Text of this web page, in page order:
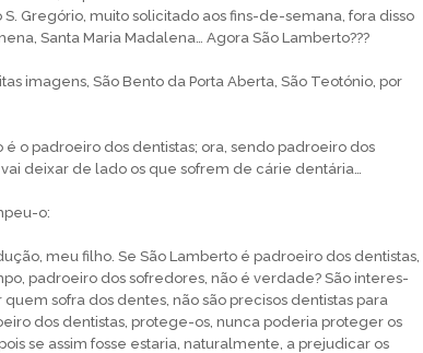
S. Gregório, muito solicitado aos fins-de-semana, fora disso
Santa Maria Madalena… Agora São Lamberto???
imagens, São Bento da Porta Aberta, São Teotónio, por
padroeiro dos dentistas; ora, sendo padroeiro dos
deixar de lado os que sofrem de cárie dentária…
o:
meu filho. Se São Lamberto é padroeiro dos dentis­tas,
padroeiro dos sofredores, não é verdade? São interes­
sofra dos dentes, não são precisos dentistas para
dos dentistas, protege-os, nunca poderia proteger os
se assim fosse estaria, naturalmente, a prejudicar os